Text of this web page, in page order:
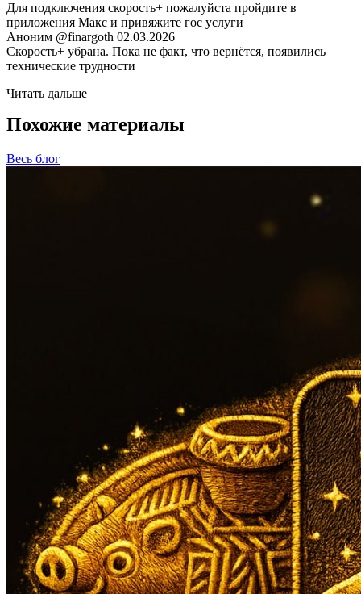
Для подключения скорость+ пожалуйста пройдите в
приложения Макс и привяжите гос услуги
Аноним @finargoth 02.03.2026
Скорость+ убрана. Пока не факт, что вернётся, появились
технические трудности
Читать дальше
Похожие материалы
Весь блог